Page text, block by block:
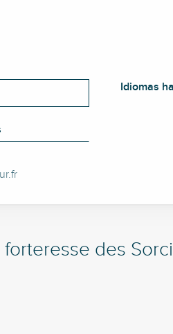
Idiomas
Idiomas
forteresse des